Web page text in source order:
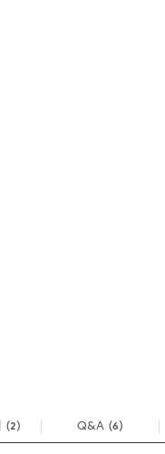
(2) Q&A (6)